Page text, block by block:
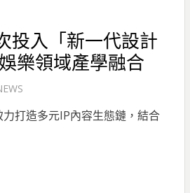
投入「新一代設計
樂領域產學融合
打造多元IP內容生態鏈，結合